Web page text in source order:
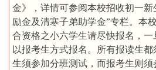
金》，详情可参阅本校招收初一
励金及清寒子弟助学金”专栏。本
合资格之小六学生请尽快报名，
以报考生方式报名。所有报读生
生须参加分班测试，而报考生则